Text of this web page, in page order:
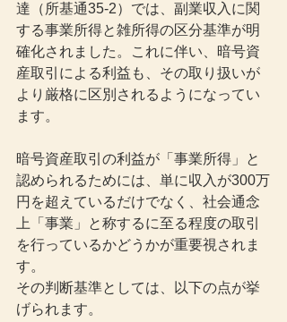
達（所基通35-2）では、副業収入に関
する事業所得と雑所得の区分基準が明
確化されました。これに伴い、暗号資
産取引による利益も、その取り扱いが
より厳格に区別されるようになってい
ます。
暗号資産取引の利益が「事業所得」と
認められるためには、単に収入が300万
円を超えているだけでなく、社会通念
上「事業」と称するに至る程度の取引
を行っているかどうかが重要視されま
す。
その判断基準としては、以下の点が挙
げられます。